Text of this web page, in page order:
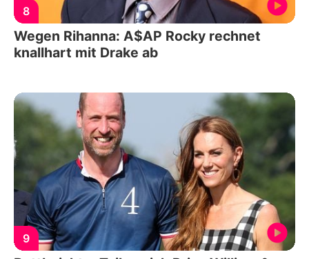
8
Wegen Rihanna: A$AP Rocky rechnet
knallhart mit Drake ab
9